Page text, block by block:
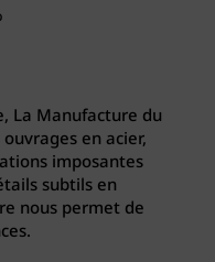
La Manufacture du
en acier,
imposantes
subtils en
nous permet de